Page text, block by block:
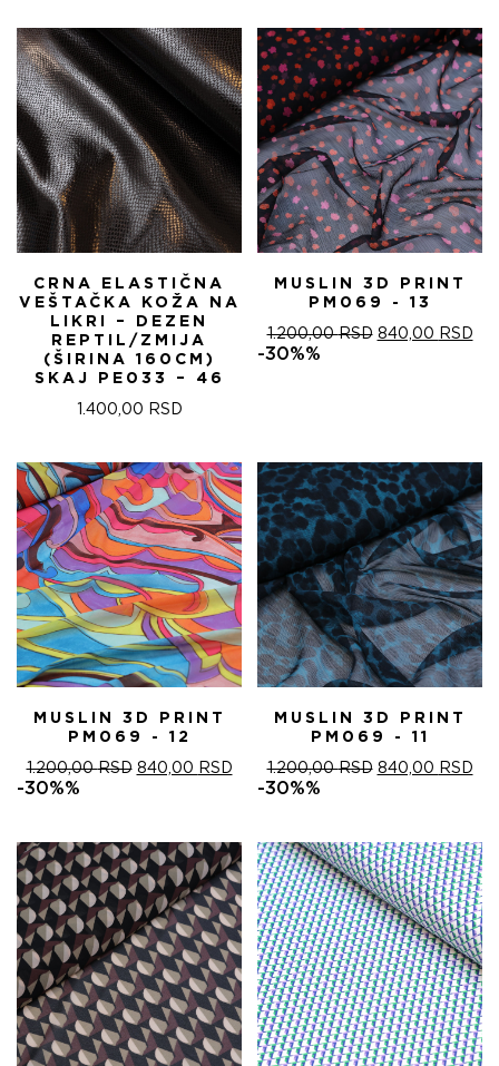
820,00 RSD.
820,00 RSD.
CRNA ELASTIČNA
VEŠTAČKA KOŽA NA
LIKRI – DEZEN
REPTIL/ZMIJA
(ŠIRINA 160CM)
SKAJ PE033 – 46
1.400,00 RSD
MUSLIN 3D PRINT
PM069 - 13
1.200,00RSD ОРИГИНАЛНА
840,00 RSD
-30%%
MUSLIN 3D PRINT
PM069 - 12
1.200,00RSD ОРИГИНАЛНА
1.200,00 RSD.
840,00 RSDТРЕНУТНА
ЦЕНА
-30%%
MUSLIN 3D PRINT
PM069 - 11
1.200,00RSD ОРИГИНАЛНА
1.200,00 RSD.
840,00 RSD
-30%%